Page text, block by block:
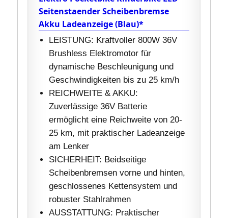
Seitenstaender Scheibenbremse
Akku Ladeanzeige (Blau)*
LEISTUNG: Kraftvoller 800W 36V
Brushless Elektromotor für
dynamische Beschleunigung und
Geschwindigkeiten bis zu 25 km/h
REICHWEITE & AKKU:
Zuverlässige 36V Batterie
ermöglicht eine Reichweite von 20-
25 km, mit praktischer Ladeanzeige
am Lenker
SICHERHEIT: Beidseitige
Scheibenbremsen vorne und hinten,
geschlossenes Kettensystem und
robuster Stahlrahmen
AUSSTATTUNG: Praktischer